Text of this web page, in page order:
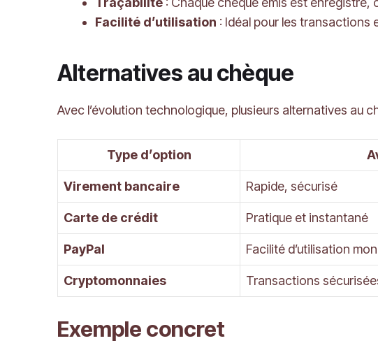
Facilité d’utilisation : Idéal pour les transactions
Alternatives au chèque
Avec l’évolution technologique, plusieurs alternatives au
Type d’option
Virement bancaire Rapide, sécurisé
Carte de crédit Pratique et instantané
PayPal Facilité d’utilisation
Cryptomonnaies Transactions
Exemple concret